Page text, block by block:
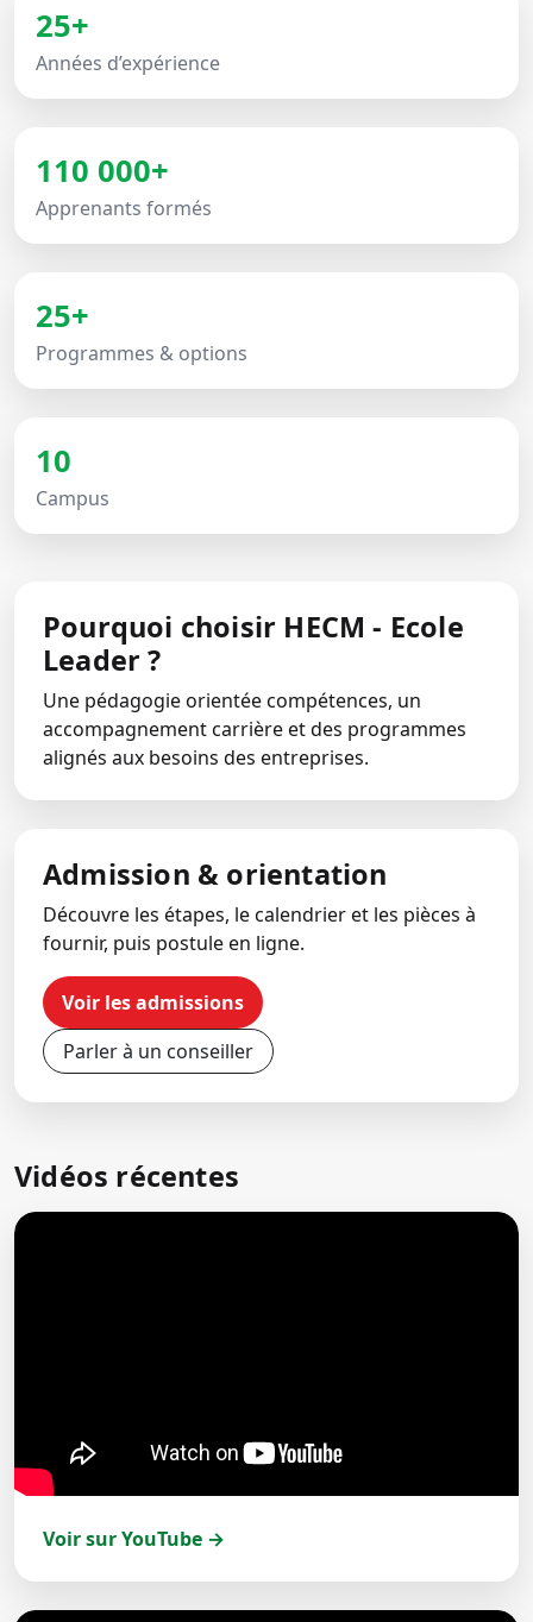
25+
Années d’expérience
110 000+
Apprenants formés
25+
Programmes & options
10
Campus
Pourquoi choisir HECM - Ecole
Leader ?
Une pédagogie orientée compétences, un
accompagnement carrière et des programmes
alignés aux besoins des entreprises.
Admission & orientation
Découvre les étapes, le calendrier et les pièces à
fournir, puis postule en ligne.
Voir les admissions
Parler à un conseiller
Vidéos récentes
Voir sur YouTube →